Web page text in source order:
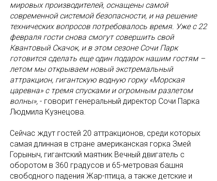
мировых производителей, оснащены самой
современной системой безопасности, и на решение
технических вопросов потребовалось время. Уже с 22
февраля гости снова смогут совершить свой
Квантовый Скачок, и в этом сезоне Сочи Парк
готовится сделать еще один подарок нашим гостям –
летом мы открываем новый экстремальный
аттракцион, гигантскую водную горку «Морская
царевна» с тремя спусками и огромным разлетом
волны», - говорит генеральный директор Сочи Парка
Людмила Кузнецова.
Сейчас ждут гостей 20 аттракционов, среди которых
самая длинная в стране американская горка Змей
Горыныч, гигантский маятник Вечный двигатель с
оборотом в 360 градусов и 65-метровая башня
свободного падения Жар-птица, а также детские и